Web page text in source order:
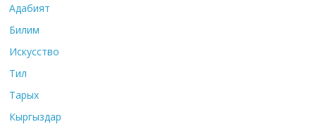
Адабият
Билим
Искусство
Тил
Тарых
Кыргыздар